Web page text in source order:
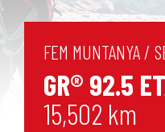
FEM MUNTANYA /
GR® 92.5
15,502 km